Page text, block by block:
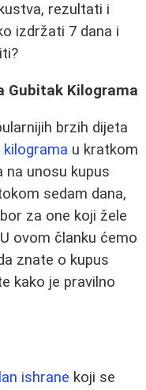
rezultati i
izdržati 7 dana i
Gubitak Kilograma
brzih dijeta
kilograma u kratkom
na unosu kupus
sedam dana,
za one koji žele
ovom članku ćemo
znate o kupus
kako je pravilno
ishrane koji se